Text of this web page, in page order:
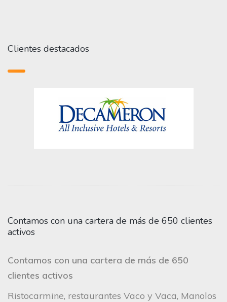
Clientes destacados
Contamos con una cartera de más de 650 clientes
activos
Contamos con una cartera de más de 650
clientes activos
Ristocarmine, restaurantes Vaco y Vaca, Manolos